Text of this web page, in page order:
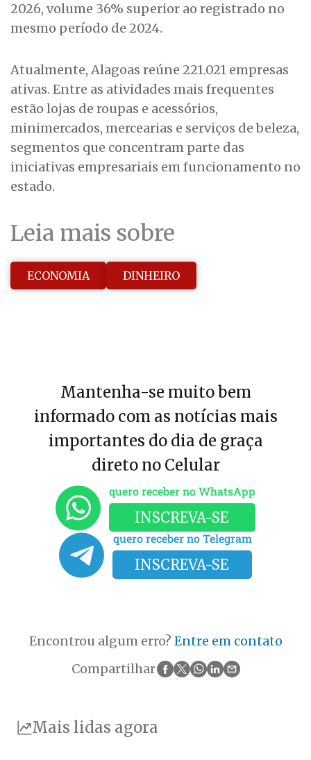
2026, volume 36% superior ao registrado no
mesmo período de 2024.
Atualmente, Alagoas reúne 221.021 empresas
ativas. Entre as atividades mais frequentes
estão lojas de roupas e acessórios,
minimercados, mercearias e serviços de beleza,
segmentos que concentram parte das
iniciativas empresariais em funcionamento no
estado.
Leia mais sobre
ECONOMIA DINHEIRO
Mantenha-se muito bem
informado com as notícias mais
importantes do dia de graça
direto no Celular
quero receber no WhatsApp
INSCREVA-SE
quero receber no Telegram
INSCREVA-SE
Encontrou algum erro? Entre em contato
Compartilhar
Mais lidas agora